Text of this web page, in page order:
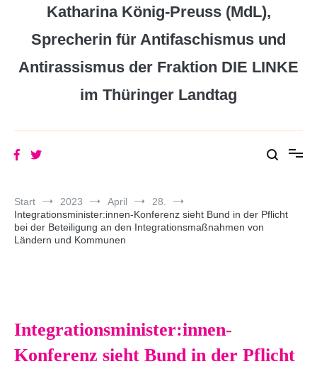
Katharina König-Preuss (MdL),
Sprecherin für Antifaschismus und
Antirassismus der Fraktion DIE LINKE
im Thüringer Landtag
Start 2023 April
28.
Integrationsminister:innen-Konferenz sieht Bund in der Pflicht
bei der Beteiligung an den Integrationsmaßnahmen von
Ländern und Kommunen
Integrationsminister:innen-
Konferenz sieht Bund in der Pflicht